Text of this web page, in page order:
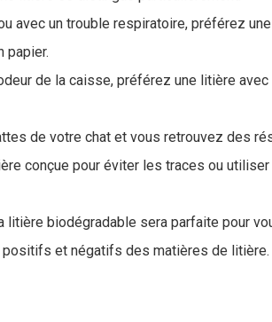
avec un trouble respiratoire, préférez
papier.
de la caisse, préférez une litière
de votre chat et vous retrouvez des
conçue pour éviter les traces ou
litière biodégradable sera parfaite pour
et négatifs des matières de litière.